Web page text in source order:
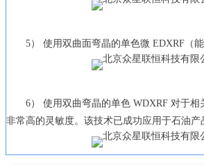
5） 使用双曲面弯晶的单色微 EDXRF（
6） 使用双曲弯晶的单色 WDXRF 对于
非常高的灵敏度。该技术已成功应用于石油产